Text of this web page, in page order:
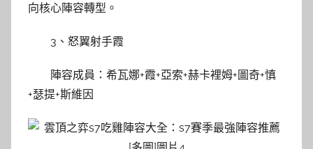
向核心陣容轉型。
3、怒翼射手霞
陣容成員：希瓦娜+霞+亞索+赫卡裡姆+圖奇+慎
+瑟提+斯維因